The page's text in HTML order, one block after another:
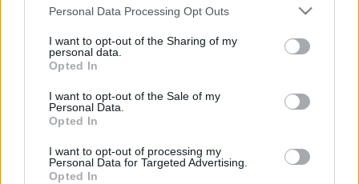
Please note that this website/app uses one or more Google
not limited to your visit or usage behaviour. You may click to
grant or deny consent to Google and its third-party tags to
use your data for below specified purposes in below Google
consent section.
Personal Data Processing Opt Outs
I want to opt-out of the Sharing of my
personal data.
Opted In
I want to opt-out of the Sale of my
Personal Data.
Opted In
I want to opt-out of processing my
Personal Data for Targeted Advertising.
Opted In
A Nomád parkban 10. századi tevékenységek – kézi
orsózás, rokkázás, szalagszövés – végezhetők. A
középkori gyógynövénytermesztés és feldolgozás
készült teák kóstolóján vehetnek részt az érdeklődők.
A gyerekeket a malom előtt interaktív játszóház várja, a
Csongrádi halászháznál pedig a Grimask színház adja elő